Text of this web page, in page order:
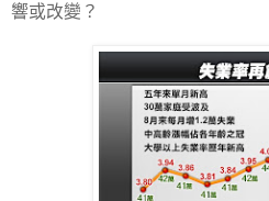
響或改變？